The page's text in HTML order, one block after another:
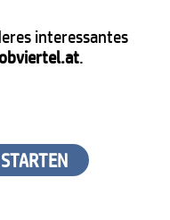
interessantes
.